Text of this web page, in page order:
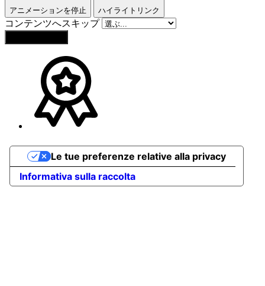
アニメーションを停止 ハイライトリンク
コンテンツへスキップ
Informativa sulla raccolta
Le tue preferenze relative alla privacy